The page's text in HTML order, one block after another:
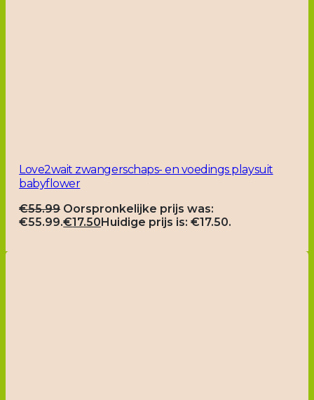
Love2wait zwangerschaps- en voedings playsuit
babyflower
€55.99 Oorspronkelijke prijs was:
€55.99.€17.50 Huidige prijs is: €17.50.